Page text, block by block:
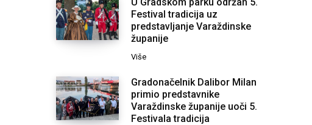
Festival tradicija uz
predstavljanje Varaždinske
županije
Više
Gradonačelnik Dalibor Milan
primio predstavnike
Varaždinske županije uoči 5.
Festivala tradicija